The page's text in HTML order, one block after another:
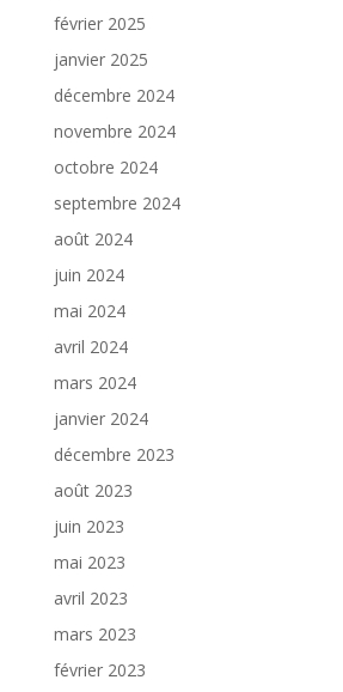
février 2025
janvier 2025
décembre 2024
novembre 2024
octobre 2024
septembre 2024
août 2024
juin 2024
mai 2024
avril 2024
mars 2024
janvier 2024
décembre 2023
août 2023
juin 2023
mai 2023
avril 2023
mars 2023
février 2023